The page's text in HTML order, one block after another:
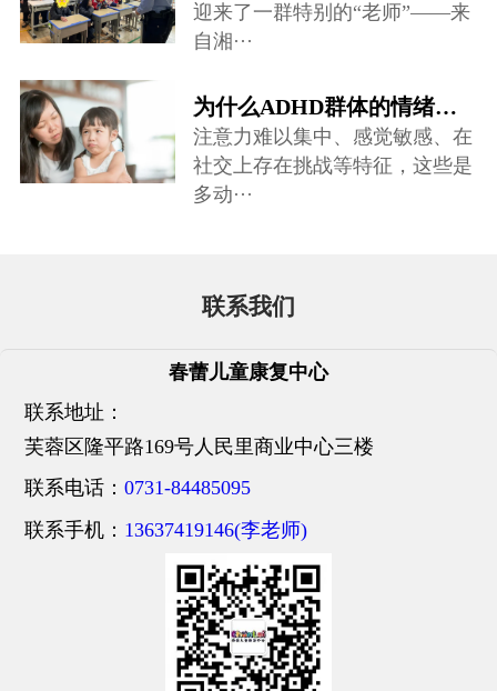
迎来了一群特别的“老师”——来
自湘···
为什么ADHD群体的情绪调节存在很大困难？
注意力难以集中、感觉敏感、在
社交上存在挑战等特征，这些是
多动···
联系我们
春蕾儿童康复中心
联系地址：
芙蓉区隆平路169号人民里商业中心三楼
联系电话：0731-84485095
联系手机： 13637419146(李老师)